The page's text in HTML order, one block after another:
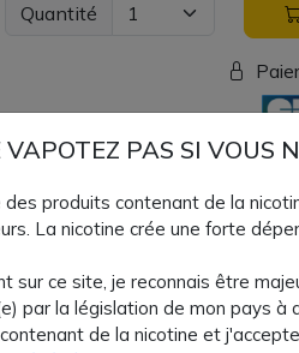
Quantité
Fiche technique
Diamètre Clearo
VAPOTEZ PAS SI VOUS
des produits contenant de la
La nicotine crée une forte
sur ce site, je reconnais être
par la législation de mon pays à
de la nicotine et